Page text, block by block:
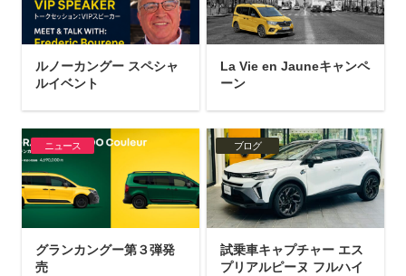
ルノーカングー スペシャ
ルイベント
La Vie en Jauneキャンペ
ーン
ニュース
グランカングー第３弾発
売
ブログ
試乗車キャプチャー エス
プリアルピーヌ フルハイ